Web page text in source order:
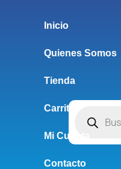
Inicio
Quienes Somos
Tienda
Carrito
Mi Cuenta
Contacto